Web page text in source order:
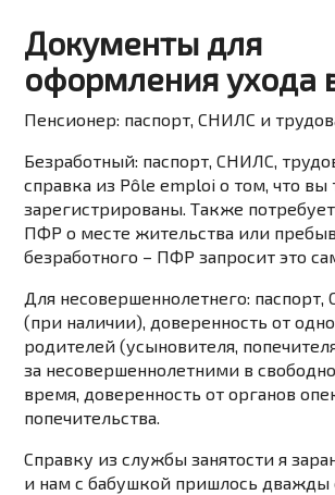
Документы для
оформления ухода
Пенсионер: паспорт, СНИЛС и
Безработный: паспорт, СНИЛС,
справка из Pôle emploi о том, что вы
зарегистрированы. Также
ПФР о месте жительства или
безработного – ПФР запросит это
Для несовершеннолетнего: паспорт,
(при наличии), доверенность от
родителей (усыновителя,
за несовершеннолетними в
время, доверенность от органов
попечительства.
Справку из службы занятости я
и нам с бабушкой пришлось дважды